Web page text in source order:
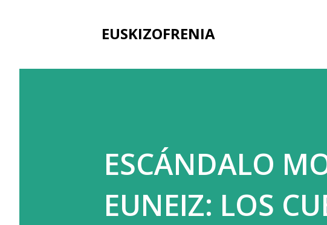
EUSKIZOFRENIA
ESCÁNDALO
EUNEIZ: LOS